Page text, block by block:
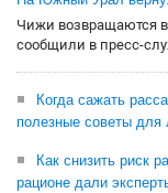
Чижи возвращаются
сообщили в пресс-
Когда сажать
полезные советы для
Как снизить риск
рационе дали